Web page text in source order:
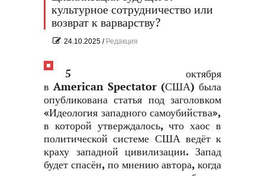
культурное сотрудничество или
возврат к варварству?
24.10.2025 / Редакция
5 октября
в American Spectator (США) была
опубликована статья под заголовком
«Идеология западного самоубийства»,
в которой утверждалось, что хаос в
политической системе США ведёт к
краху западной цивилизации. Запад
будет спасён, по мнению автора, когда